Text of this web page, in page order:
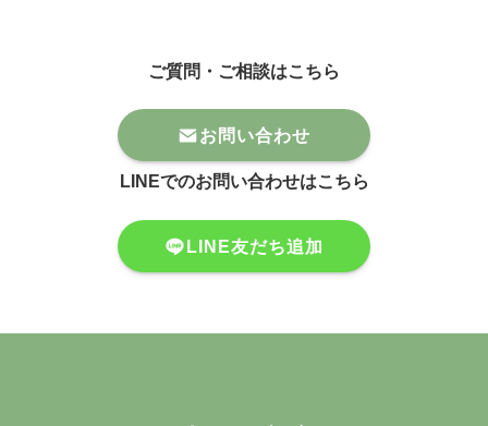
ご質問・ご相談はこちら
お問い合わせ
LINEでのお問い合わせはこちら
LINE友だち追加